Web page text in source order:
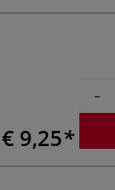
€ 9,25
-